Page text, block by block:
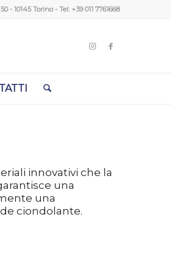
- 10145 Torino - Tel: +39 011 7761668
innovativi che la
una
una
ciondolante.